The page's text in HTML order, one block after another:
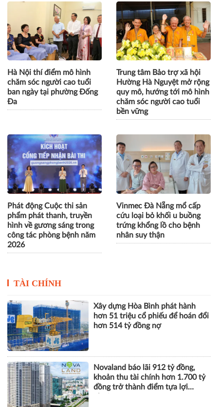
Hà Nội thí điểm mô hình
chăm sóc người cao tuổi
ban ngày tại phường Đống
Đa
Trung tâm Bảo trợ xã hội
Hường Hà Nguyệt mở rộng
quy mô, hướng tới mô hình
chăm sóc người cao tuổi
bền vững
Phát động Cuộc thi sản
phẩm phát thanh, truyền
hình về gương sáng trong
công tác phòng bệnh năm
2026
Vinmec Đà Nẵng mổ cấp
cứu loại bỏ khối u buồng
trứng khổng lồ cho bệnh
nhân suy thận
TÀI CHÍNH
Xây dựng Hòa Bình phát hành
hơn 51 triệu cổ phiếu để hoán đổi
hơn 514 tỷ đồng nợ
Novaland báo lãi 912 tỷ đồng,
khoản thu tài chính hơn 1.700 tỷ
đồng trở thành điểm tựa lợi